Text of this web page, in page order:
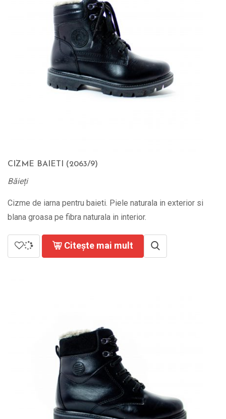
CIZME BAIETI (2063/9)
Băieți
Cizme de iarna pentru baieti. Piele naturala in exterior si
blana groasa pe fibra naturala in interior.
Citește mai mult